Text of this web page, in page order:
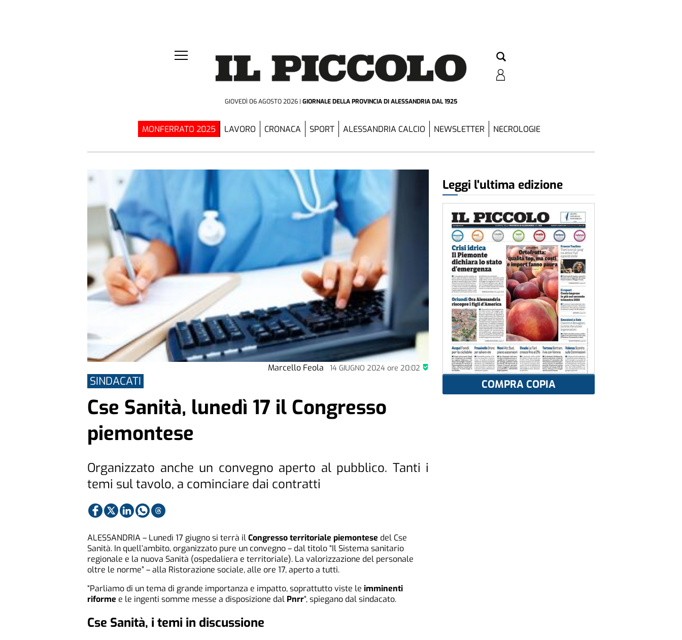
GIOVEDÌ 06 AGOSTO 2026 GIORNALE DELLA PROVINCIADI ALESSANDRIA DAL 1925
MONFERRATO 2025 LAVORO CRONACA SPORT ALESSANDRIA CALCIO NEWSLETTER NECROLOGIE
Marcello Feola 14 GIUGNO 2024ore 20:02
SINDACATI
Cse Sanità, lunedì 17 il Congresso
piemontese
Organizzato anche un convegno aperto al pubblico. Tanti i
temi sul tavolo, a cominciare dai contratti
ALESSANDRIA – Lunedì 17 giugno si terrà ilCongresso territoriale piemontese del Cse
Sanità. In quell’ambito, organizzato pure un convegno – dal titolo “Il Sistema sanitario
regionale e la nuova Sanità (ospedaliera e territoriale). La valorizzazione del personale
oltre le norme” – alla Ristorazione sociale, alle ore 17, aperto a tutti.
“Parliamo di un tema di grande importanza e impatto, soprattutto viste le imminenti
riforme e le ingenti somme messe a disposizione dal Pnrr“, spiegano dal sindacato.
Cse Sanità, i temi in discussione
Leggi l'ultima edizione
COMPRA COPIA